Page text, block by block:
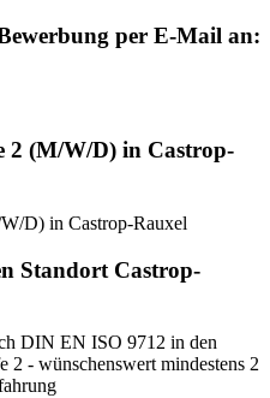
per E-Mail an:
2 (M/W/D) in Castrop-
D) in Castrop-Rauxel
Standort Castrop-
DIN EN ISO 9712 in den
- wünschenswert mindestens 2